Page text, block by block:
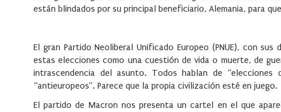
están blindados por su principal beneficiario, Alemania, para
El gran Partido Neoliberal Unificado Europeo (PNUE), con
estas elecciones como una cuestión de vida o muerte, de
intrascendencia del asunto. Todos hablan de
“antieuropeos”. Parece que la propia civilización esté en juego.
El partido de Macron nos presenta un cartel en el que